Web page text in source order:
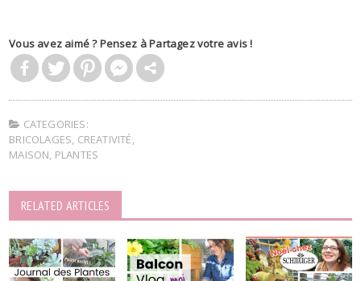
Vous avez aimé ? Pensez à Partagez votre avis !
CATEGORIES:
BRICOLAGES, CREATIVITÉ,
MAISON, PLANTES
RELATED ARTICLES